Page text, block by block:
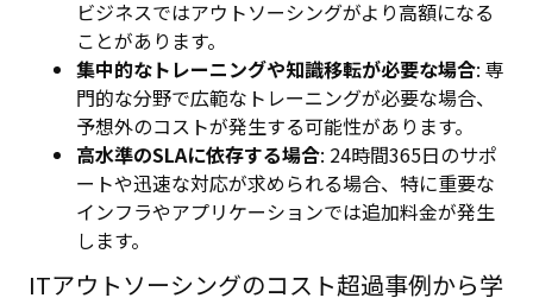
ビジネスではアウトソーシングがより高額になる
ことがあります。
集中的なトレーニングや知識移転が必要な場合: 専
門的な分野で広範なトレーニングが必要な場合、
予想外のコストが発生する可能性があります。
高水準のSLAに依存する場合: 24時間365日のサポ
ートや迅速な対応が求められる場合、特に重要な
インフラやアプリケーションでは追加料金が発生
します。
ITアウトソーシングのコスト超過事例から学